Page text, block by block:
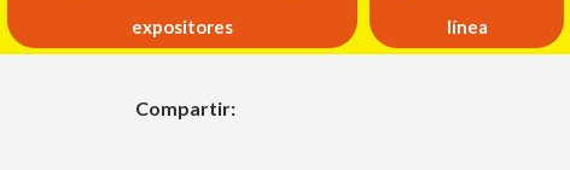
expositores
línea
Compartir: